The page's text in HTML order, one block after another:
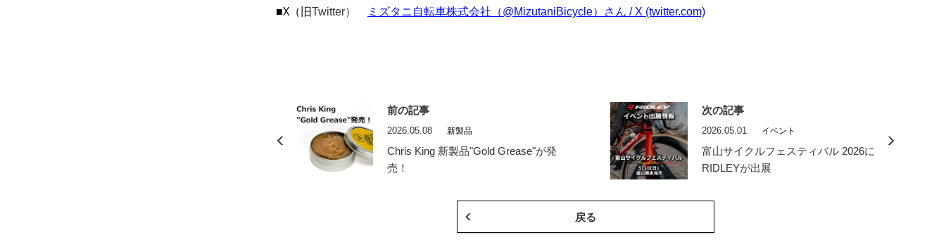
■X（旧Twitter） ミズタニ自転車株式会社（@MizutaniBicycle）さん / X (twitter.com)
前の記事
2026.05.08 新製品
Chris King 新製品"Gold Grease"が発
売！
次の記事
2026.05.01 イベント
富山サイクルフェスティバル 2026に
RIDLEYが出展
戻る